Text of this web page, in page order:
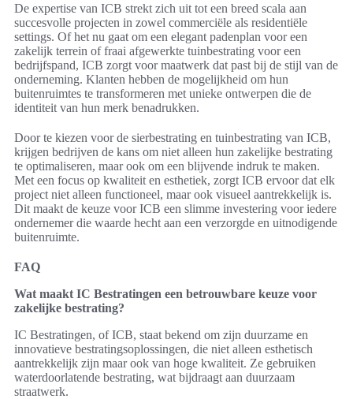
De expertise van ICB strekt zich uit tot een breed scala aan
succesvolle projecten in zowel commerciële als residentiële
settings. Of het nu gaat om een elegant padenplan voor een
zakelijk terrein of fraai afgewerkte tuinbestrating voor een
bedrijfspand, ICB zorgt voor maatwerk dat past bij de stijl van de
onderneming. Klanten hebben de mogelijkheid om hun
buitenruimtes te transformeren met unieke ontwerpen die de
identiteit van hun merk benadrukken.
Door te kiezen voor de sierbestrating en tuinbestrating van ICB,
krijgen bedrijven de kans om niet alleen hun zakelijke bestrating
te optimaliseren, maar ook om een blijvende indruk te maken.
Met een focus op kwaliteit en esthetiek, zorgt ICB ervoor dat elk
project niet alleen functioneel, maar ook visueel aantrekkelijk is.
Dit maakt de keuze voor ICB een slimme investering voor iedere
ondernemer die waarde hecht aan een verzorgde en uitnodigende
buitenruimte.
FAQ
Wat maakt IC Bestratingen een betrouwbare keuze voor
zakelijke bestrating?
IC Bestratingen, of ICB, staat bekend om zijn duurzame en
innovatieve bestratingsoplossingen, die niet alleen esthetisch
aantrekkelijk zijn maar ook van hoge kwaliteit. Ze gebruiken
waterdoorlatende bestrating, wat bijdraagt aan duurzaam
straatwerk.